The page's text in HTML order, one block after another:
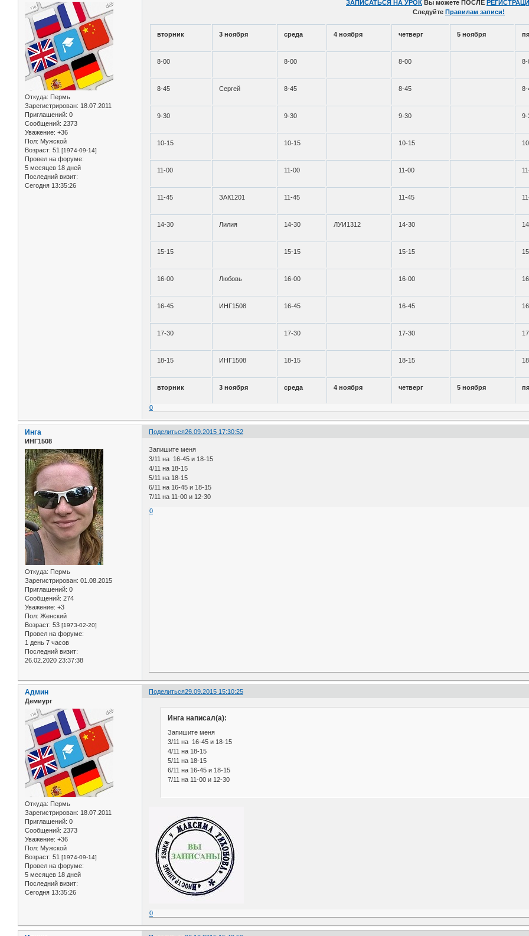
Откуда: Пермь
Зарегистрирован: 18.07.2011
Приглашений: 0
Сообщений: 2373
Уважение: +36
Пол: Мужской
Возраст: 51 [1974-09-14]
Провел на форуме:
5 месяцев 18 дней
Последний визит:
Сегодня 13:35:26
ЗАПИСАТЬСЯ НА УРОК Вы можете ПОСЛЕ
Следуйте Правилам записи!
вторник 3 ноября среда 4 ноября четверг 5 ноября
8-00 8-00 8-00 8-
8-45 Сергей 8-45 8-45 8-
9-30 9-30 9-30 9-
10-15 10-15 10-15
11-00 11-00 11-00
11-45 ЗАК1201 11-45 11-45
14-30 Лилия 14-30 ЛУИ1312 14-30
15-15 15-15 15-15
16-00 Любовь 16-00 16-00
16-45 ИНГ1508 16-45 16-45
17-30 17-30 17-30
18-15 ИНГ1508 18-15 18-15
вторник 3 ноября среда 4 ноября четверг 5 ноября
0
Поделиться26.09.2015 17:30:52
Инга
ИНГ1508
Откуда: Пермь
Зарегистрирован: 01.08.2015
Приглашений: 0
Сообщений: 274
Уважение: +3
Пол: Женский
Возраст: 53 [1973-02-20]
Провел на форуме:
1 день 7 часов
Последний визит:
26.02.2020 23:37:38
Запишите меня
3/11 на 16-45 и 18-15
4/11 на 18-15
5/11 на 18-15
6/11 на 16-45 и 18-15
7/11 на 11-00 и 12-30
0
Поделиться29.09.2015 15:10:25
Админ
Демиург
Откуда: Пермь
Зарегистрирован: 18.07.2011
Приглашений: 0
Сообщений: 2373
Уважение: +36
Пол: Мужской
Возраст: 51 [1974-09-14]
Провел на форуме:
5 месяцев 18 дней
Последний визит:
Сегодня 13:35:26
Инга написал(а):
Запишите меня
3/11 на 16-45 и 18-15
4/11 на 18-15
5/11 на 18-15
6/11 на 16-45 и 18-15
7/11 на 11-00 и 12-30
0